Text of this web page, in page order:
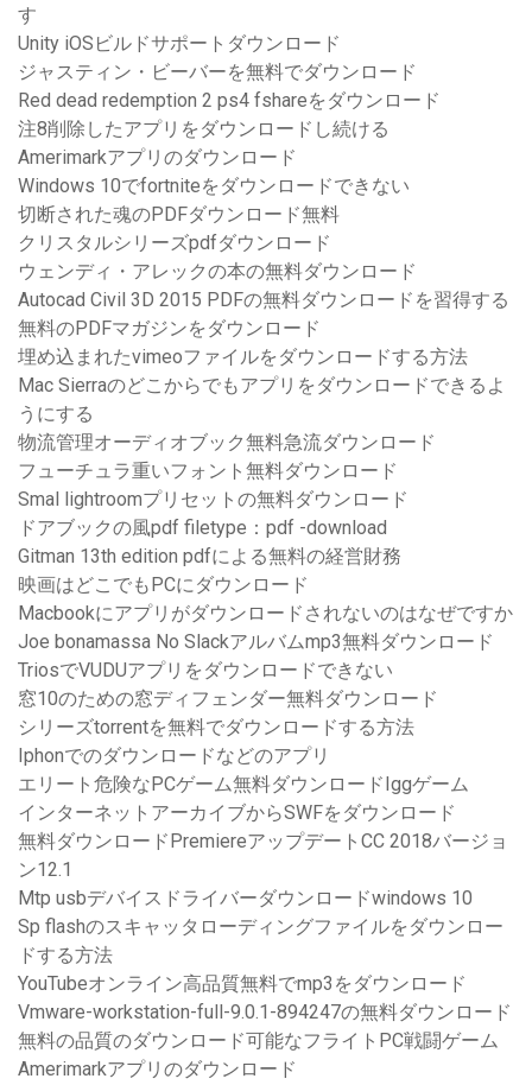
す
Unity iOSビルドサポートダウンロード
ジャスティン・ビーバーを無料でダウンロード
Red dead redemption 2 ps4 fshareをダウンロード
注8削除したアプリをダウンロードし続ける
Amerimarkアプリのダウンロード
Windows 10でfortniteをダウンロードできない
切断された魂のPDFダウンロード無料
クリスタルシリーズpdfダウンロード
ウェンディ・アレックの本の無料ダウンロード
Autocad Civil 3D 2015 PDFの無料ダウンロードを習得する
無料のPDFマガジンをダウンロード
埋め込まれたvimeoファイルをダウンロードする方法
Mac Sierraのどこからでもアプリをダウンロードできるよ
うにする
物流管理オーディオブック無料急流ダウンロード
フューチュラ重いフォント無料ダウンロード
Smal lightroomプリセットの無料ダウンロード
ドアブックの風pdf filetype：pdf -download
Gitman 13th edition pdfによる無料の経営財務
映画はどこでもPCにダウンロード
Macbookにアプリがダウンロードされないのはなぜですか
Joe bonamassa No Slackアルバムmp3無料ダウンロード
TriosでVUDUアプリをダウンロードできない
窓10のための窓ディフェンダー無料ダウンロード
シリーズtorrentを無料でダウンロードする方法
Iphonでのダウンロードなどのアプリ
エリート危険なPCゲーム無料ダウンロードIggゲーム
インターネットアーカイブからSWFをダウンロード
無料ダウンロードPremiereアップデートCC 2018バージョ
ン12.1
Mtp usbデバイスドライバーダウンロードwindows 10
Sp flashのスキャッタローディングファイルをダウンロー
ドする方法
YouTubeオンライン高品質無料でmp3をダウンロード
Vmware-workstation-full-9.0.1-894247の無料ダウンロード
無料の品質のダウンロード可能なフライトPC戦闘ゲーム
Amerimarkアプリのダウンロード